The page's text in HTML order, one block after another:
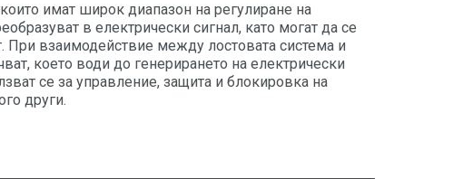
имат широк диапазон на регулиране на
в електрически сигнал, като могат да се
При взаимодействие между лостовата система и
което води до генерирането на електрически
се за управление, защита и блокировка на
други.